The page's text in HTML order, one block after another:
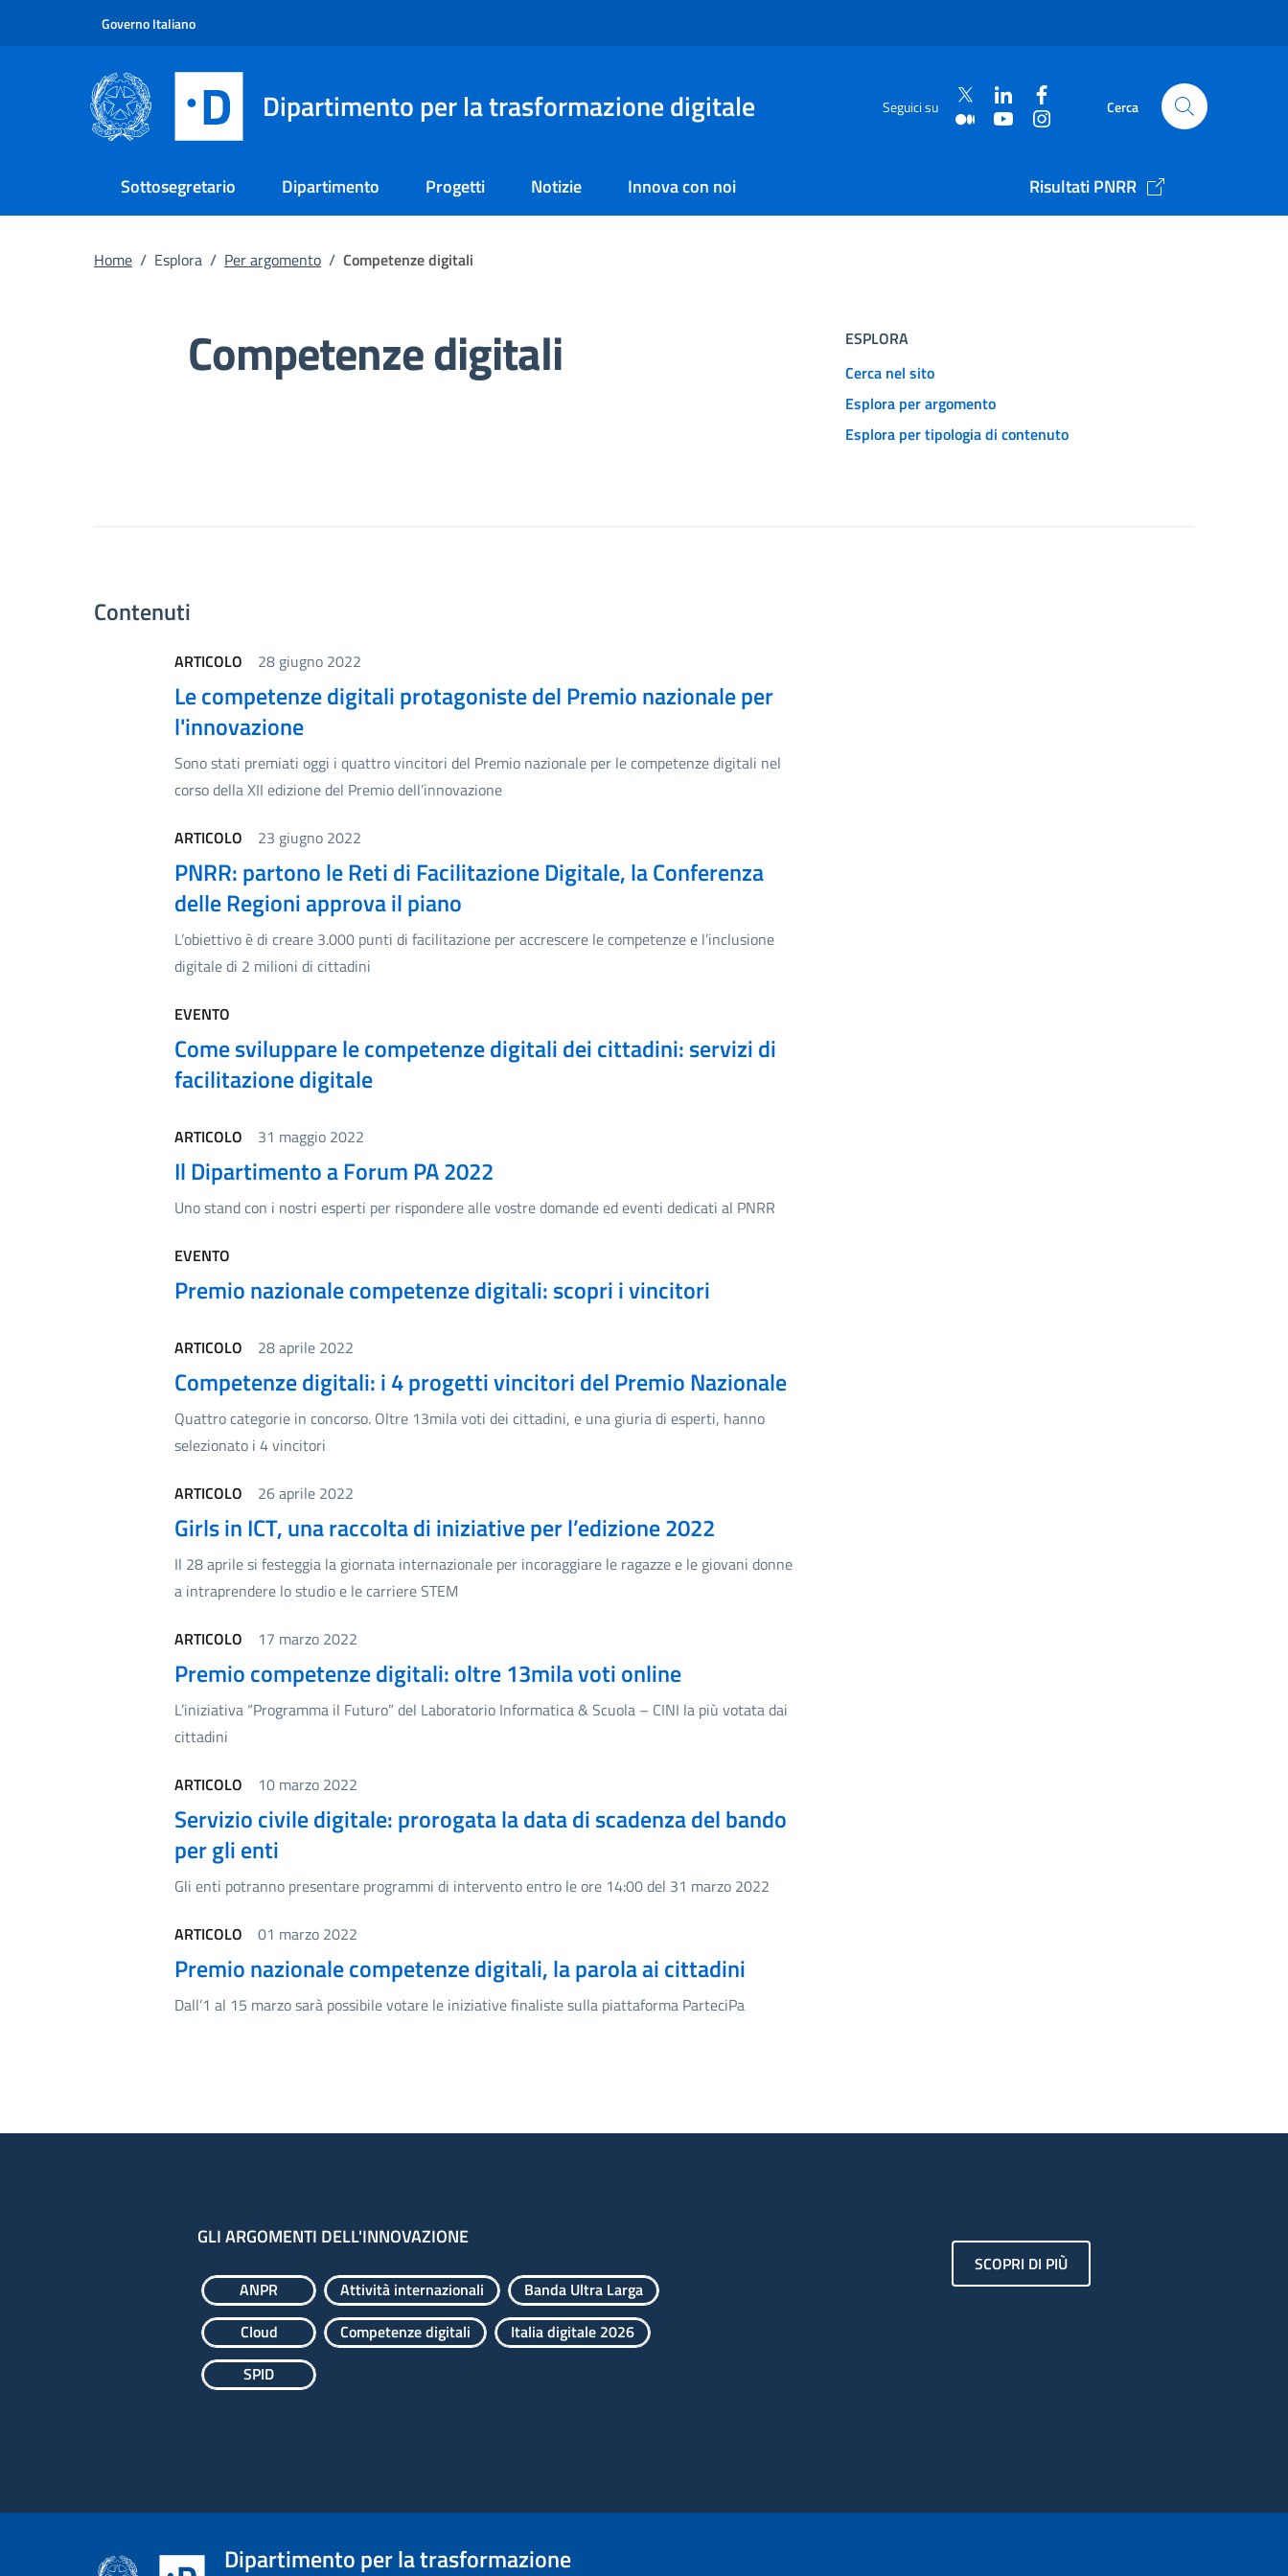
Governo Italiano
Dipartimento per la trasformazione digitale Seguici su Cerca
Sottosegretario Dipartimento Progetti Notizie Innova con noi Risultati PNRR
Home / Esplora / Per argomento / Competenze digitali
Competenze digitali
ESPLORA
Cerca nel sito
Esplora per argomento
Esplora per tipologia di contenuto
Contenuti
ARTICOLO 28 giugno 2022
Le competenze digitali protagoniste del Premio nazionale per
l'innovazione
Sono stati premiati oggi i quattro vincitori del Premio nazionale per le competenze digitali nel
corso della XII edizione del Premio dell’innovazione
ARTICOLO 23 giugno 2022
PNRR: partono le Reti di Facilitazione Digitale, la Conferenza
delle Regioni approva il piano
L’obiettivo è di creare 3.000 punti di facilitazione per accrescere le competenze e l’inclusione
digitale di 2 milioni di cittadini
EVENTO
Come sviluppare le competenze digitali dei cittadini: servizi di
facilitazione digitale
ARTICOLO 31 maggio 2022
Il Dipartimento a Forum PA 2022
Uno stand con i nostri esperti per rispondere alle vostre domande ed eventi dedicati al PNRR
EVENTO
Premio nazionale competenze digitali: scopri i vincitori
ARTICOLO 28 aprile 2022
Competenze digitali: i 4 progetti vincitori del Premio Nazionale
Quattro categorie in concorso. Oltre 13mila voti dei cittadini, e una giuria di esperti, hanno
selezionato i 4 vincitori
ARTICOLO 26 aprile 2022
Girls in ICT, una raccolta di iniziative per l’edizione 2022
Il 28 aprile si festeggia la giornata internazionale per incoraggiare le ragazze e le giovani donne
a intraprendere lo studio e le carriere STEM
ARTICOLO 17 marzo 2022
Premio competenze digitali: oltre 13mila voti online
L’iniziativa “Programma il Futuro” del Laboratorio Informatica & Scuola – CINI la più votata dai
cittadini
ARTICOLO 10 marzo 2022
Servizio civile digitale: prorogata la data di scadenza del bando
per gli enti
Gli enti potranno presentare programmi di intervento entro le ore 14:00 del 31 marzo 2022
ARTICOLO 01 marzo 2022
Premio nazionale competenze digitali, la parola ai cittadini
Dall’1 al 15 marzo sarà possibile votare le iniziative finaliste sulla piattaforma ParteciPa
GLI ARGOMENTI DELL'INNOVAZIONE
ANPR Attività internazionali
Banda Ultra Larga
Cloud
Competenze digitali
Italia digitale 2026
SPID
SCOPRI DI PIÙ
Dipartimento per la trasformazione